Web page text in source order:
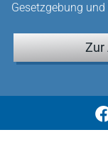
Gesetzgebung
Zur